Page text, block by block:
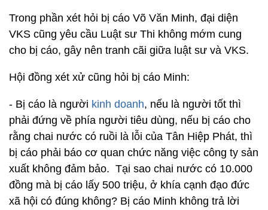
Trong phần xét hỏi bị cáo Võ Văn Minh, đại diện
VKS cũng yêu cầu Luật sư Thi không mớm cung
cho bị cáo, gây nên tranh cãi giữa luật sư và VKS.
Hội đồng xét xử cũng hỏi bị cáo Minh:
- Bị cáo là người kinh doanh, nếu là người tốt thì
phải đứng về phía người tiêu dùng, nếu bị cáo cho
rằng chai nước có ruồi là lỗi của Tân Hiệp Phát, thì
bị cáo phải báo cơ quan chức năng việc công ty sản
xuất không đảm bảo. Tại sao chai nước có 10.000
đồng mà bị cáo lấy 500 triệu, ở khía cạnh đạo đức
xã hội có đúng không? Bị cáo Minh không trả lời